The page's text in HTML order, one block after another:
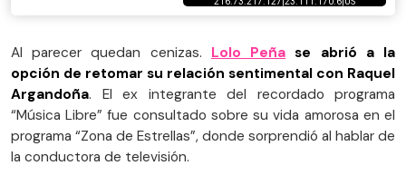
Al parecer quedan cenizas. Lolo Peña se abrió a la
opción de retomar su relación sentimental con Raquel
Argandoña. El ex integrante del recordado programa
“Música Libre” fue consultado sobre su vida amorosa en el
programa “Zona de Estrellas”, donde sorprendió al hablar de
la conductora de televisión.